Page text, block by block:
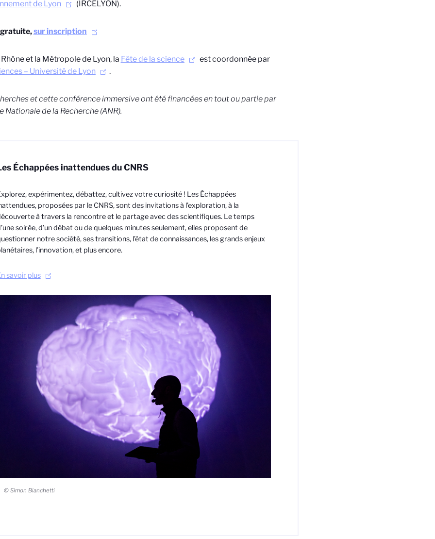
de Lyon
(IRCELYON).
sur inscription
et la Métropole de Lyon, la Fête de la science
est coordonnée par
– Université de Lyon
.
et cette conférence immersive ont été financées en tout ou partie par
Nationale de la Recherche (ANR).
Échappées inattendues du CNRS
expérimentez, débattez, cultivez votre curiosité ! Les Échappées
proposées par le CNRS, sont des invitations à l’exploration, à la
à travers la rencontre et le partage avec des scientifiques. Le temps
soirée, d’un débat ou de quelques minutes seulement, elles proposent de
notre société, ses transitions, l’état de connaissances, les grands enjeux
l’innovation, et plus encore.
savoir plus
© Simon Bianchetti